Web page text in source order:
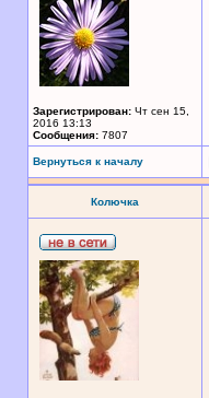
Зарегистрирован: Чт сен 15,
2016 13:13
Сообщения: 7807
Вернуться к началу
Колючка